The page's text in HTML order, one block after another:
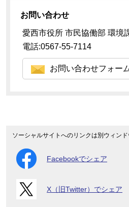
お問い合わせ
愛西市役所 市民協働部 環境
電話:0567-55-7114
お問い合わせフォー
ソーシャルサイトへのリンクは別ウィン
Facebookでシェア
X（旧Twitter）でシェア